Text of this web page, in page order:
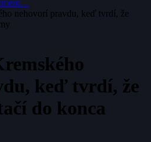
nehovorí pravdu, keď tvrdí, že
keď tvrdí, že
do konca